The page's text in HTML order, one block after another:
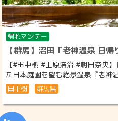
帰れマンデー
【群馬】沼田「老神温泉 日帰
【#田中樹 #上原浩治 #朝日奈央
た日本庭園を望む絶景温泉『老神
田中樹 群馬県